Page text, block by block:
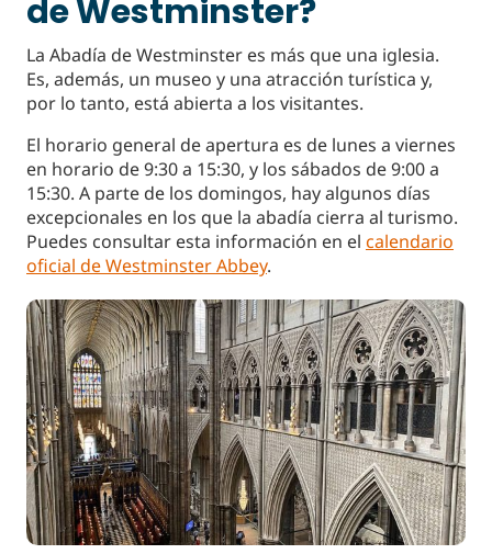
de Westminster?
La Abadía de Westminster es más que una iglesia.
Es, además, un museo y una atracción turística y,
por lo tanto, está abierta a los visitantes.
El horario general de apertura es de lunes a viernes
en horario de 9:30 a 15:30, y los sábados de 9:00 a
15:30. A parte de los domingos, hay algunos días
excepcionales en los que la abadía cierra al turismo.
Puedes consultar esta información en el calendario
oficial de Westminster Abbey.